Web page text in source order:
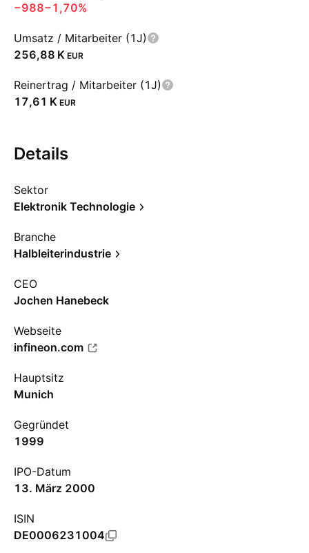
−988−1,70%
Umsatz / Mitarbeiter (1J)
‪256,88 K‬ EUR
Reinertrag / Mitarbeiter (1J)
‪17,61 K‬ EUR
Details
Sektor
Elektronik Technologie
Branche
Halbleiterindustrie
CEO
Jochen Hanebeck
Webseite
infineon.com
Hauptsitz
Munich
Gegründet
1999
IPO-Datum
13. März 2000
ISIN
DE0006231004